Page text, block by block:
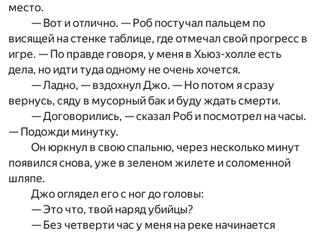
место.
— Вот и отлично. — Роб постучал пальцем по
висящей на стенке таблице, где отмечал свой прогресс в
игре. — По правде говоря, у меня в Хьюз-холле есть
дела, но идти туда одному не очень хочется.
— Ладно, — вздохнул Джо. — Но потом я сразу
вернусь, сяду в мусорный бак и буду ждать смерти.
— Договорились, — сказал Роб и посмотрел на часы.
— Подожди минутку.
Он юркнул в свою спальню, через несколько минут
появился снова, уже в зеленом жилете и соломенной
шляпе.
Джо оглядел его с ног до головы:
— Это что, твой наряд убийцы?
— Без четверти час у меня на реке начинается